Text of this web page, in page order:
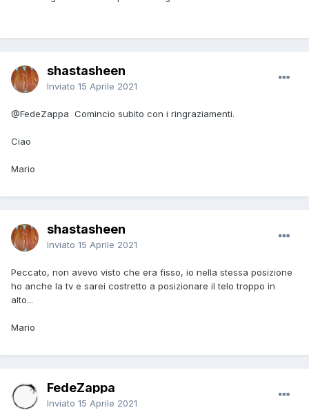
shastasheen
Inviato 15 Aprile 2021
@FedeZappa Comincio subito con i ringraziamenti.
Ciao
Mario
shastasheen
Inviato 15 Aprile 2021
Peccato, non avevo visto che era fisso, io nella stessa posizione
ho anche la tv e sarei costretto a posizionare il telo troppo in
alto...
Mario
FedeZappa
Inviato 15 Aprile 2021